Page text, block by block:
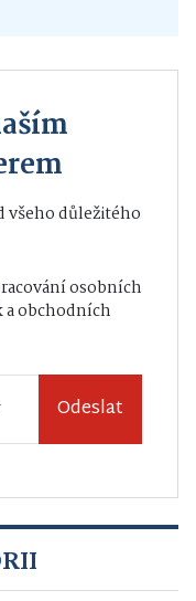
všeho důležitého
osobních
obchodních
Odeslat